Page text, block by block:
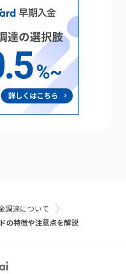
調達について
の特徴や注意点を解説